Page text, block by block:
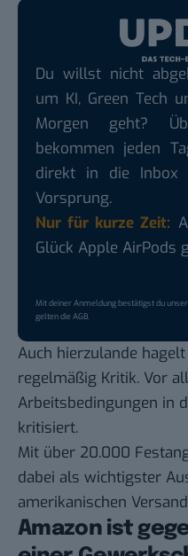
Du willst nicht
um KI, Green Tech
Morgen geht?
bekommen jeden
direkt in die Inbox
Vorsprung.
Nur für kurze Zeit:
Glück Apple AirPods
Mit deiner Anmeldung bestätigst du
gelten dieAGB.
Auch hierzulande
regelmäßig Kritik. Vor
Arbeitsbedingungen in
kritisiert.
Mit über 20.000
dabei als wichtigster
amerikanischen
Amazon ist